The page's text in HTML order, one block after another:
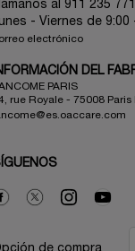
al 911 235 771
- Viernes de 9:00
electrónico
DEL
PARIS
rue Royale - 75008 Paris
de compra